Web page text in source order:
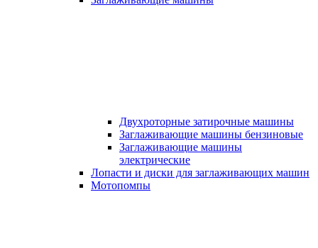
Двухроторные затирочные машины
Заглаживающие машины бензиновые
Заглаживающие машины
электрические
Лопасти и диски для заглаживающих машин
Мотопомпы